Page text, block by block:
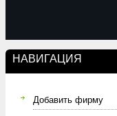
НАВИГАЦИЯ
Добавить фирму